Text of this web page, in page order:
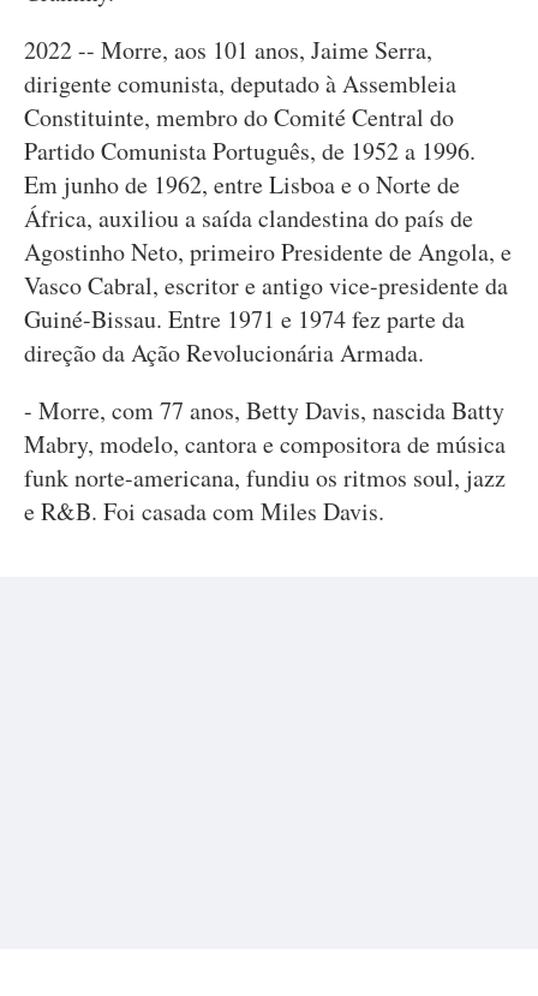
2022 -- Morre, aos 101 anos, Jaime Serra,
dirigente comunista, deputado à Assembleia
Constituinte, membro do Comité Central do
Partido Comunista Português, de 1952 a 1996.
Em junho de 1962, entre Lisboa e o Norte de
África, auxiliou a saída clandestina do país de
Agostinho Neto, primeiro Presidente de Angola, e
Vasco Cabral, escritor e antigo vice-presidente da
Guiné-Bissau. Entre 1971 e 1974 fez parte da
direção da Ação Revolucionária Armada.
- Morre, com 77 anos, Betty Davis, nascida Batty
Mabry, modelo, cantora e compositora de música
funk norte-americana, fundiu os ritmos soul, jazz
e R&B. Foi casada com Miles Davis.